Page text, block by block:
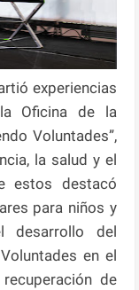
experiencias
Oficina de la
Voluntades”,
la salud y el
estos destacó
para niños y
desarrollo del
en el
de